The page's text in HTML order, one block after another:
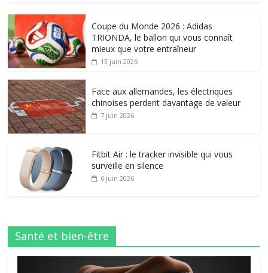
Coupe du Monde 2026 : Adidas
TRIONDA, le ballon qui vous connaît
mieux que votre entraîneur
13 juin 2026
Face aux allemandes, les électriques
chinoises perdent davantage de valeur
7 juin 2026
Fitbit Air : le tracker invisible qui vous
surveille en silence
6 juin 2026
Santé et bien-être